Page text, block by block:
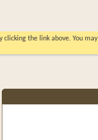
clicking the link above. You